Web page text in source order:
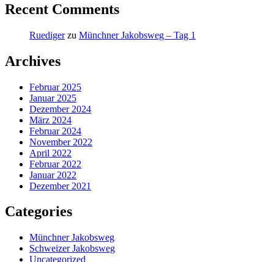
Recent Comments
Ruedigerzu Münchner Jakobsweg – Tag 1
Archives
Februar 2025
Januar 2025
Dezember 2024
März 2024
Februar 2024
November 2022
April 2022
Februar 2022
Januar 2022
Dezember 2021
Categories
Münchner Jakobsweg
Schweizer Jakobsweg
Uncategorized